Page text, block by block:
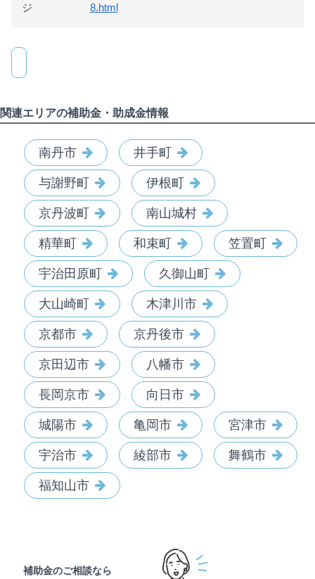
ジ
8.html
関連エリアの補助金・助成金情報
南丹市 井手町
与謝野町 伊根町
京丹波町 南山城村
精華町 和束町 笠置町
宇治田原町 久御山町
大山崎町 木津川市
京都市 京丹後市
京田辺市 八幡市
長岡京市 向日市
城陽市 亀岡市 宮津市
宇治市 綾部市 舞鶴市
福知山市
補助金のご相談なら